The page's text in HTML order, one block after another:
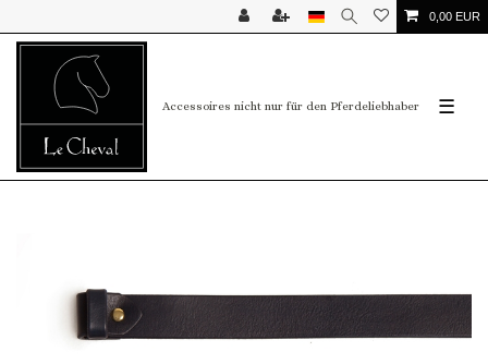
0,00 EUR
Accessoires nicht nur für den Pferdeliebhaber ☰